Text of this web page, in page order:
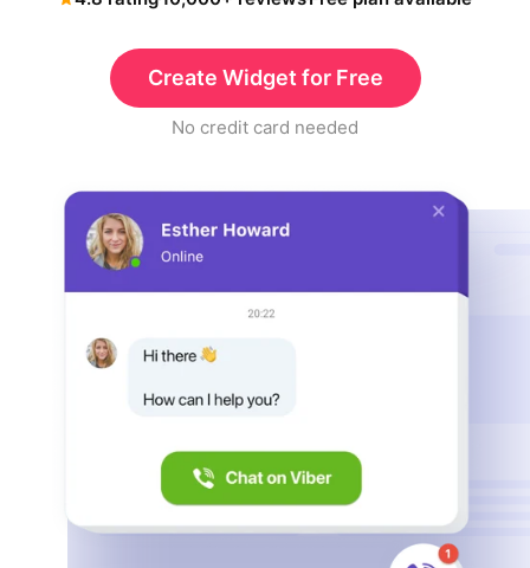
Create Widget for Free
No credit card needed